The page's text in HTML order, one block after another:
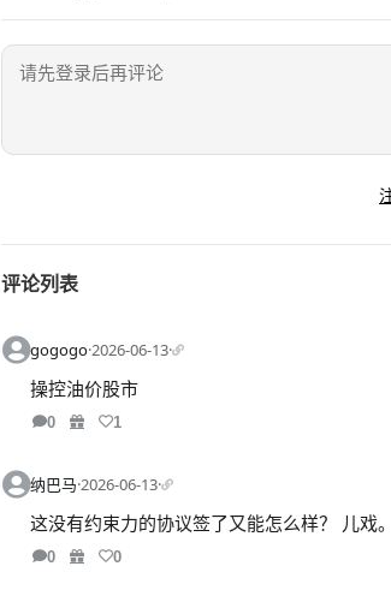
评论列表
gogogo·2026-06-13·
操控油价股市
0 1
纳巴马·2026-06-13·
这没有约束力的协议签了又能怎么样？ 儿戏。
0 0